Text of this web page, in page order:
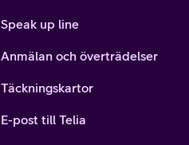
Speak up line
Anmälan och överträdelser
Täckningskartor
E-post till Telia